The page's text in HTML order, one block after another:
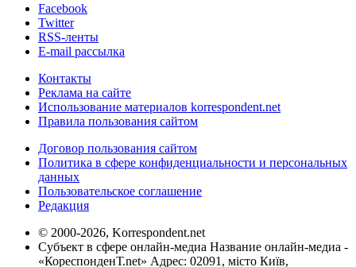
Facebook
Twitter
RSS-ленты
E-mail рассылка
Контакты
Реклама на сайте
Использование материалов korrespondent.net
Правила пользования сайтом
Договор пользования сайтом
Политика в сфере конфиденциальности и персональных
данных
Пользовательское соглашение
Редакция
© 2000-2026, Korrespondent.net
Субъект в сфере онлайн-медиа Название онлайн-медиа -
«КореспонденТ.net» Адрес: 02091, місто Київ,